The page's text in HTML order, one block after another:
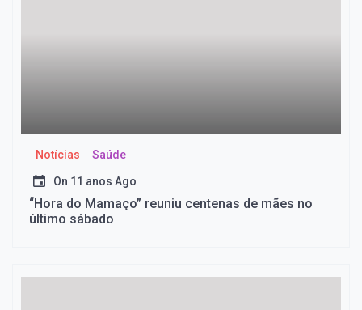
Notícias Saúde
On 11 anos Ago
“Hora do Mamaço” reuniu centenas de mães no
último sábado